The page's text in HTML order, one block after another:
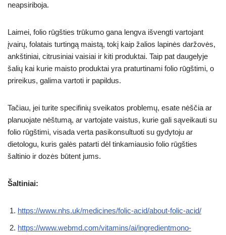
neapsiriboja.
Laimei, folio rūgšties trūkumo gana lengva išvengti vartojant
įvairų, folatais turtingą maistą, tokį kaip žalios lapinės daržovės,
ankštiniai, citrusiniai vaisiai ir kiti produktai. Taip pat daugelyje
šalių kai kurie maisto produktai yra praturtinami folio rūgštimi, o
prireikus, galima vartoti ir papildus.
Tačiau, jei turite specifinių sveikatos problemų, esate nėščia ar
planuojate nėštumą, ar vartojate vaistus, kurie gali sąveikauti su
folio rūgštimi, visada verta pasikonsultuoti su gydytoju ar
dietologu, kuris galės patarti dėl tinkamiausio folio rūgšties
šaltinio ir dozės būtent jums.
Šaltiniai:
https://www.nhs.uk/medicines/folic-acid/about-folic-acid/
https://www.webmd.com/vitamins/ai/ingredientmono-